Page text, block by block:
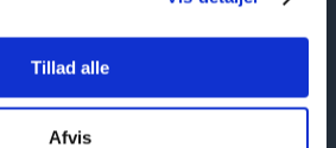
Tillad alle
Afvis
er sendt.​